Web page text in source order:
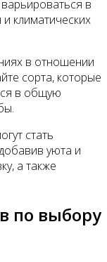
в
климатических
в отношении
сорта, которые
в общую
стать
уюта и
а также
по выбору